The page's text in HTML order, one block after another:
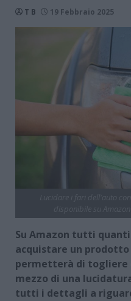
T B 19 Febbraio 2025
Su Amazon tutti
acquistare un prodotto
permetterà di togliere
mezzo di una
tutti i dettagli a